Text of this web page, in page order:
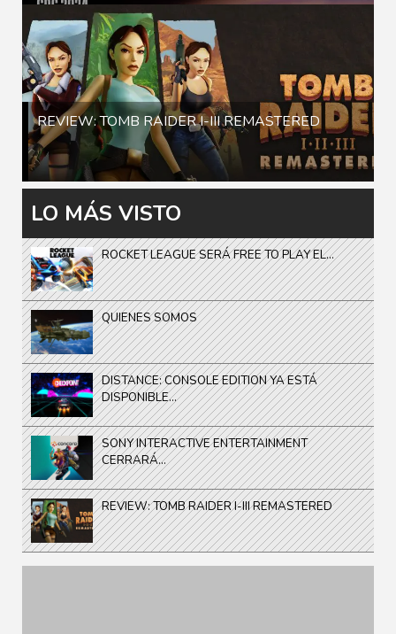
REVIEW: TOMB RAIDER I-III REMASTERED
LO MÁS VISTO
ROCKET LEAGUE SERÁ FREE TO PLAY EL...
QUIENES SOMOS
DISTANCE: CONSOLE EDITION YA ESTÁ
DISPONIBLE...
SONY INTERACTIVE ENTERTAINMENT
CERRARÁ...
REVIEW: TOMB RAIDER I-III REMASTERED